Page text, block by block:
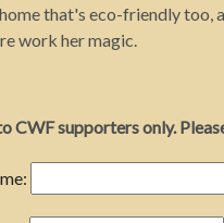
that's eco-friendly too,
work her magic.
CWF supporters only.